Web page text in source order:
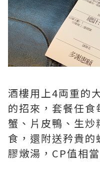
酒樓用上4両重的
的招來，套餐任
蟹、片皮鴨、生
食，還附送矜貴
膠燉湯，CP值相當